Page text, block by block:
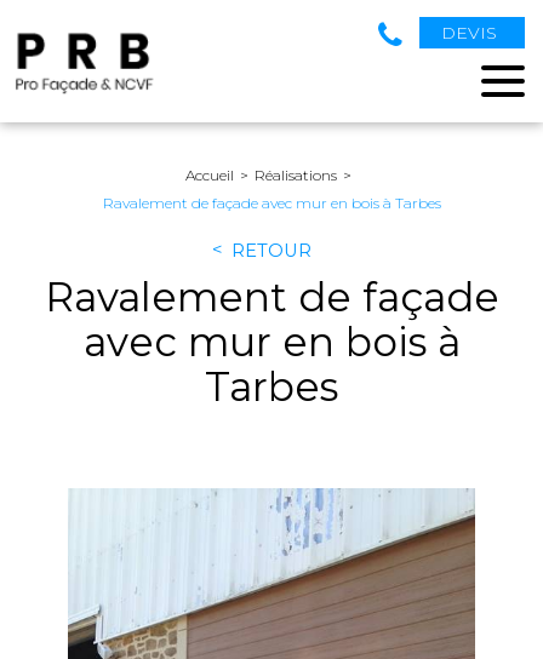
DEVIS
Accueil
Réalisations
Ravalement de façade avec mur en bois à Tarbes
RETOUR
Ravalement de façade
avec mur en bois à
Tarbes